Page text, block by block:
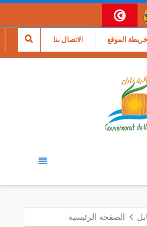
الاتصال بنا خريطة الموقع
الصفحة الرئيسية